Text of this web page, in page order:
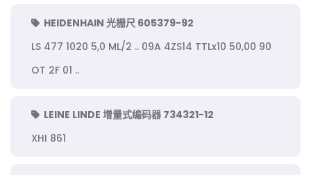
HEIDENHAIN 光栅尺 605379-92
LS 477 1020 5,0 ML/2 .. 09A 4ZS14 TTLx10 50,00 90
OT 2F 01 ..
LEINE LINDE 增量式编码器 734321-12
XHI 861